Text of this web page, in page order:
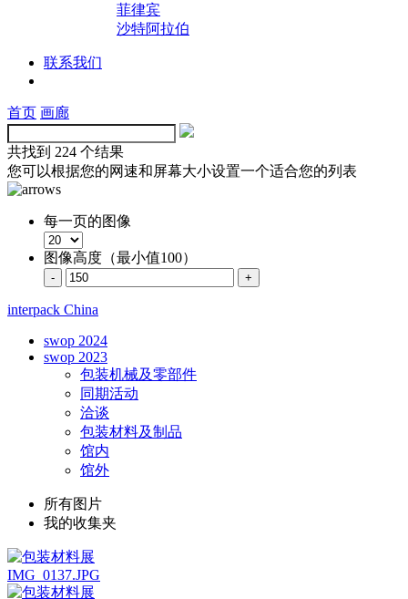
菲律宾
沙特阿拉伯
联系我们
首页 画廊
共找到 224 个结果
您可以根据您的网速和屏幕大小设置一个适合您的列表
每一页的图像
图像高度（最小值100）
interpack China
swop 2024
swop 2023
包装机械及零部件
同期活动
洽谈
包装材料及制品
馆内
馆外
所有图片
我的收集夹
IMG_0137.JPG